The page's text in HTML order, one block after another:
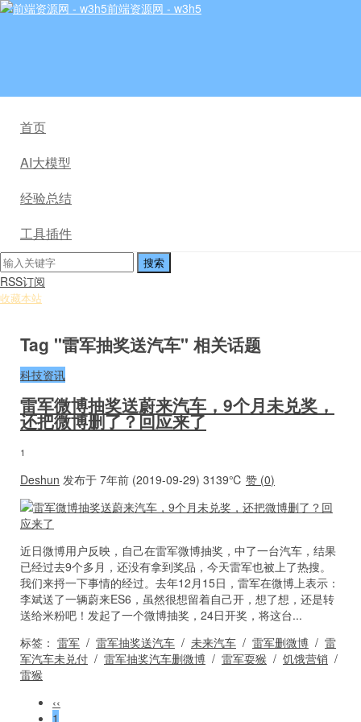
前端资源网 - w3h5
首页
AI大模型
经验总结
工具插件
RSS订阅
收藏本站
Tag "雷军抽奖送汽车" 相关话题
科技资讯
雷军微博抽奖送蔚来汽车，9个月未兑奖，
还把微博删了？回应来了
1
Deshun 发布于 7年前 (2019-09-29) 3139℃ 赞 (0)
近日微博用户反映，自己在雷军微博抽奖，中了一台汽车，结果
已经过去9个多月，还没有拿到奖品，今天雷军也被上了热搜。
我们来捋一下事情的经过。去年12月15日，雷军在微博上表示：
李斌送了一辆蔚来ES6，虽然很想留着自己开，想了想，还是转
送给米粉吧！发起了一个微博抽奖，24日开奖，将这台...
标签： 雷军 / 雷军抽奖送汽车 / 未来汽车 / 雷军删微博 / 雷
军汽车未兑付 / 雷军抽奖汽车删微博 / 雷军耍猴 / 饥饿营销 /
雷猴
‹‹
1